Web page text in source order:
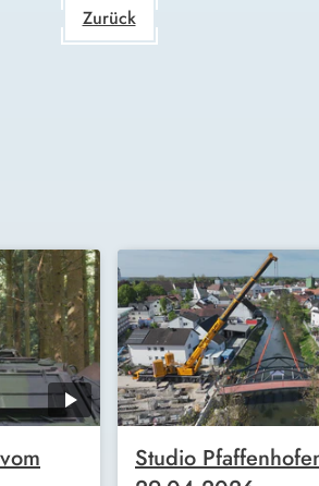
Zurück
Studio